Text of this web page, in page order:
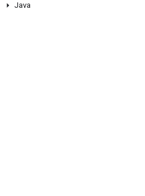
Java